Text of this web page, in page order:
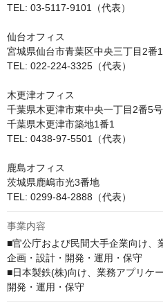
TEL: 03-5117-9101（代表）
仙台オフィス
宮城県仙台市青葉区中央三丁目2番
TEL: 022-224-3325（代表）
木更津オフィス
千葉県木更津市東中央一丁目2番5号
千葉県木更津市築地1番1
TEL: 0438-97-5501（代表）
鹿島オフィス
茨城県鹿嶋市光3番地
TEL: 0299-84-2888（代表）
事業内容
■官公庁および民間大手企業向け、
企画・設計・開発・運用・保守
■日本製鉄(株)向け、業務アプリケ
開発・運用・保守